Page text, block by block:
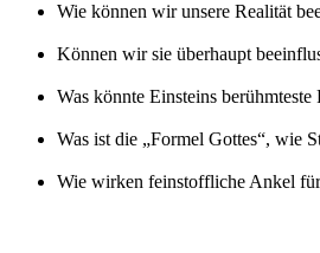
Wie können wir unsere Realität
Können wir sie überhaupt
Was könnte Einsteins
Was ist die „Formel Gottes“, wie
Wie wirken feinstoffliche Ankel